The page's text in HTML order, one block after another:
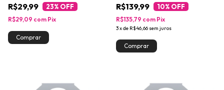
R$29,99 23% OFF
R$29,09 com Pix
R$139,99 10% OFF
3xde R$46,66 sem juros
R$135,79 com Pix